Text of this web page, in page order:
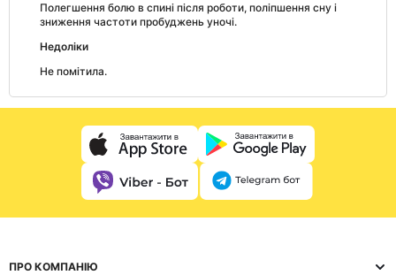
Полегшення болю в спині після роботи, поліпшення сну і
зниження частоти пробуджень уночі.
Недоліки
Не помітила.
ПРО КОМПАНІЮ